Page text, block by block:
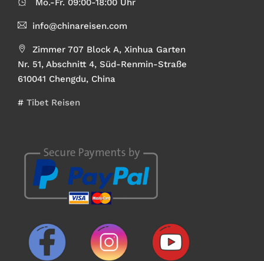
Mo.-Fr. 09:00-18:00 Uhr
info@chinareisen.com
Zimmer 707 Block A, Xinhua Garten
Nr. 51, Abschnitt 4, Süd-Renmin-Straße
610041 Chengdu, China
# Tibet Reisen